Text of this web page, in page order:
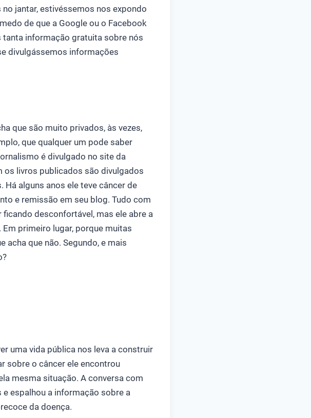
jantar, estivéssemos nos expondo
de que a Google ou o Facebook
informação gratuita sobre nós
divulgássemos informações
que são muito privados, às vezes,
que qualquer um pode saber
é divulgado no site da
os livros publicados são divulgados
alguns anos ele teve câncer de
e remissão em seu blog. Tudo com
desconfortável, mas ele abre a
primeiro lugar, porque muitas
acha que não. Segundo, e mais
uma vida pública nos leva a construir
sobre o câncer ele encontrou
mesma situação. A conversa com
espalhou a informação sobre a
da doença.